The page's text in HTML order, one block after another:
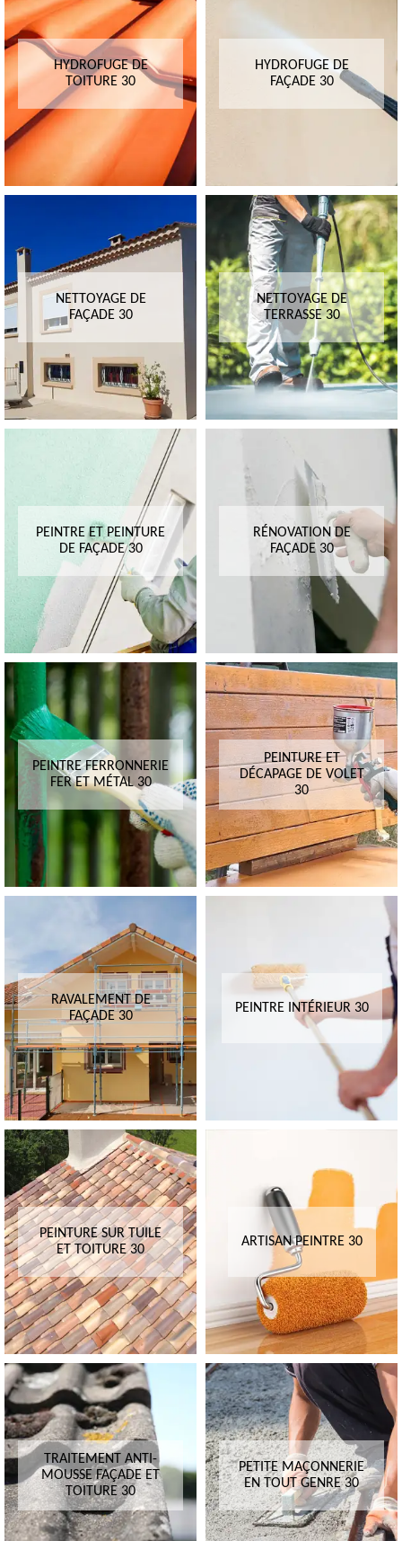
HYDROFUGE DE
TOITURE 30
HYDROFUGE DE
FAÇADE 30
NETTOYAGE DE
FAÇADE 30
NETTOYAGE DE
TERRASSE 30
PEINTRE ET PEINTURE
DE FAÇADE 30
RÉNOVATION DE
FAÇADE 30
PEINTRE FERRONNERIE
FER ET MÉTAL 30
PEINTURE ET
DÉCAPAGE DE VOLET
30
RAVALEMENT DE
FAÇADE 30
PEINTRE INTÉRIEUR 30
PEINTURE SUR TUILE
ET TOITURE 30
ARTISAN PEINTRE 30
TRAITEMENT ANTI-
MOUSSE FAÇADE ET
TOITURE 30
PETITE MAÇONNERIE
EN TOUT GENRE 30